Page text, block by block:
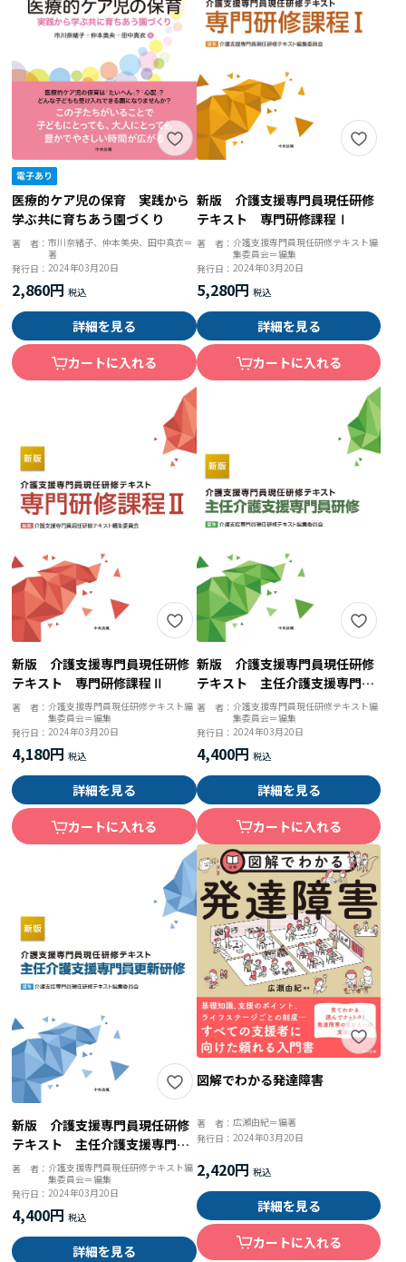
医療的ケア児の保育 実践から
学ぶ共に育ちあう園づくり
著 者：市川奈緒子、仲本美央、田中真衣＝
著
発行日：2024年03月20日
2,860円
詳細を見る
カートに入れる
新版 介護支援専門員現任研修
テキスト 専門研修課程Ⅰ
著 者： 介護支援専門員現任研修テキスト編
集委員会＝編集
発行日： 2024年03月20日
5,280円
詳細を見る
カートに入れる
新版 介護支援専門員現任研修
テキスト 専門研修課程Ⅱ
著 者： 介護支援専門員現任研修テキスト編
集委員会＝編集
発行日：2024年03月20日
4,180円
詳細を見る
カートに入れる
新版 介護支援専門員現任研修
テキスト 主任介護支援専門員
研修
著 者： 介護支援専門員現任研修テキスト編
集委員会＝編集
発行日： 2024年03月20日
4,400円
詳細を見る
カートに入れる
新版 介護支援専門員現任研修
テキスト 主任介護支援専門員
更新研修
著 者： 介護支援専門員現任研修テキスト編
集委員会＝編集
発行日：2024年03月20日
4,400円
詳細を見る
図解でわかる発達障害
著 者： 広瀨由紀＝編著
発行日： 2024年03月20日
2,420円
詳細を見る
カートに入れる